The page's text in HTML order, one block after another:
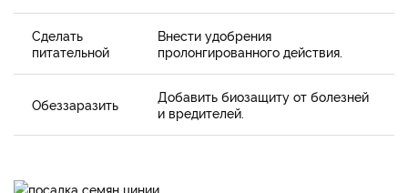
Сделать
питательной
Внести удобрения
пролонгированного действия.
Обеззаразить
Добавить биозащиту от болезней
и вредителей.